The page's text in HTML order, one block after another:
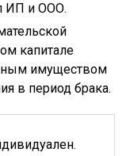
ИП и ООО.
капитале
имуществом
в период брака.